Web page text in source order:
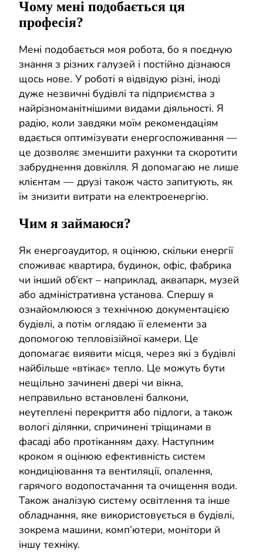
Чому мені подобається ця
професія?
Мені подобається моя робота, бо я поєдную
знання з різних галузей і постійно дізнаюся
щось нове. У роботі я відвідую різні, іноді
дуже незвичні будівлі та підприємства з
найрізноманітнішими видами діяльності. Я
радію, коли завдяки моїм рекомендаціям
вдається оптимізувати енергоспоживання —
це дозволяє зменшити рахунки та скоротити
забруднення довкілля. Я допомагаю не лише
клієнтам — друзі також часто запитують, як
їм знизити витрати на електроенергію.
Чим я займаюся?
Як енергоаудитор, я оцінюю, скільки енергії
споживає квартира, будинок, офіс, фабрика
чи інший об’єкт – наприклад, аквапарк, музей
або адміністративна установа. Спершу я
ознайомлююся з технічною документацією
будівлі, а потім оглядаю її елементи за
допомогою тепловізійної камери. Це
допомагає виявити місця, через які з будівлі
найбільше «втікає» тепло. Це можуть бути
нещільно зачинені двері чи вікна,
неправильно встановлені балкони,
неутеплені перекриття або підлоги, а також
вологі ділянки, спричинені тріщинами в
фасаді або протіканням даху. Наступним
кроком я оцінюю ефективність систем
кондиціювання та вентиляції, опалення,
гарячого водопостачання та очищення води.
Також аналізую систему освітлення та інше
обладнання, яке використовується в будівлі,
зокрема машини, комп’ютери, монітори й
іншу техніку.